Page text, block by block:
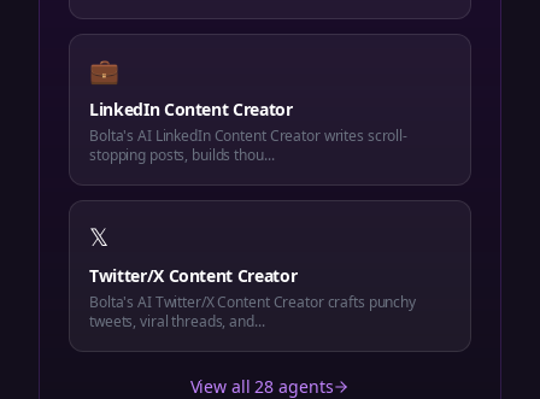
💼
LinkedIn Content Creator
Bolta's AI LinkedIn Content Creator writes scroll-
stopping posts, builds thou...
𝕏
Twitter/X Content Creator
Bolta's AI Twitter/X Content Creator crafts punchy
tweets, viral threads, and...
View all 28 agents